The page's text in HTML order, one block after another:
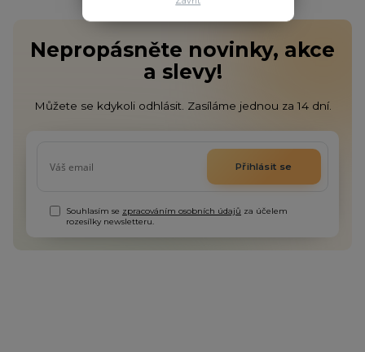
Nepropásněte novinky, akce
a slevy!
Můžete se kdykoli odhlásit. Zasíláme jednou za 14 dní.
Přihlásit se
Souhlasím se zpracováním osobních údajů za účelem
rozesílky newsletteru.